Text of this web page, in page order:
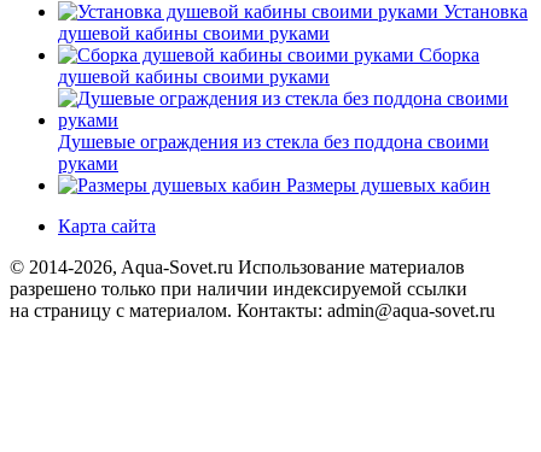
Установка
душевой кабины своими руками
Сборка
душевой кабины своими руками
Душевые ограждения из стекла без поддона своими
руками
Размеры душевых кабин
Карта сайта
© 2014-2026, Aqua-Sovet.ru Использование материалов
разрешено только при наличии индексируемой ссылки
на страницу с материалом. Контакты: admin@aqua-sovet.ru